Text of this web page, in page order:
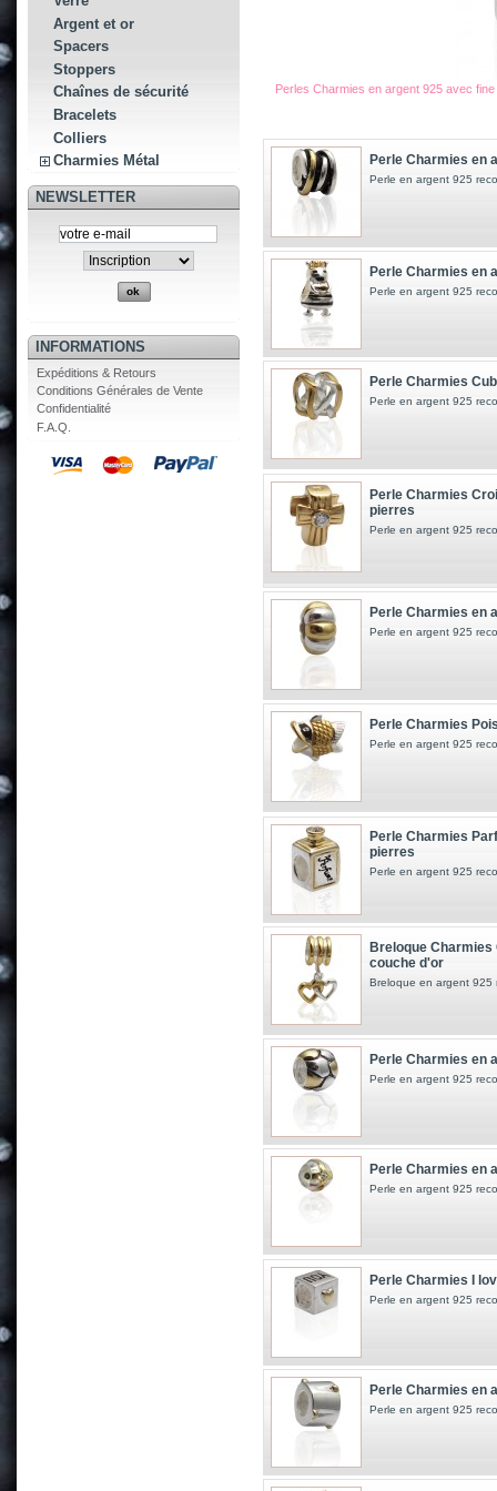
Argent et or
Spacers
Stoppers
Chaînes de sécurité
Bracelets
Colliers
Charmies Métal
NEWSLETTER
INFORMATIONS
Expéditions & Retours
Conditions Générales de Vente
Confidentialité
F.A.Q.
Perles Charmies en argent 925 avec
Perle Charmies en
Perle en argent 925
Perle Charmies en
Perle en argent 925
Perle Charmies
Perle en argent 925
Perle Charmies
pierres
Perle en argent 925
Perle Charmies en
Perle en argent 925
Perle Charmies
Perle en argent 925
Perle Charmies
pierres
Perle en argent 925
Breloque
couche d'or
Breloque en argent 925
Perle Charmies en
Perle en argent 925
Perle Charmies en
Perle en argent 925
Perle Charmies I
Perle en argent 925
Perle Charmies en
Perle en argent 925